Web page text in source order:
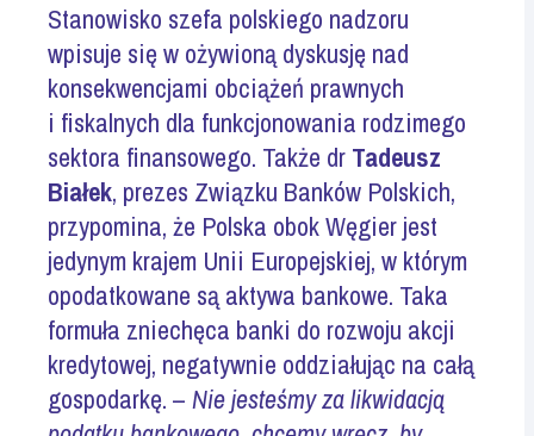
Stanowisko szefa polskiego nadzoru
wpisuje się w ożywioną dyskusję nad
konsekwencjami obciążeń prawnych
i fiskalnych dla funkcjonowania rodzimego
sektora finansowego. Także dr Tadeusz
Białek, prezes Związku Banków Polskich,
przypomina, że Polska obok Węgier jest
jedynym krajem Unii Europejskiej, w którym
opodatkowane są aktywa bankowe. Taka
formuła zniechęca banki do rozwoju akcji
kredytowej, negatywnie oddziałując na całą
gospodarkę. – Nie jesteśmy za likwidacją